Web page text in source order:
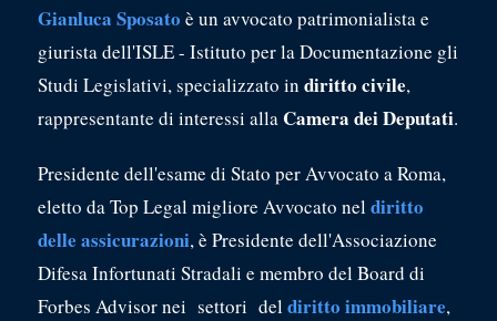
Gianluca Sposato è un avvocato patrimonialista e
giurista dell'ISLE - Istituto per la Documentazione gli
Studi Legislativi, specializzato in diritto civile,
rappresentante di interessi allaCamera dei Deputati.
Presidente dell'esame di Stato per Avvocato a Roma,
eletto da Top Legal migliore Avvocato neldiritto
delle assicurazioni, è Presidente dell'Associazione
Difesa Infortunati Stradali e membro del Board di
Forbes Advisor nei settori deldiritto immobiliare,